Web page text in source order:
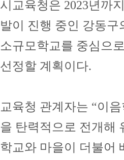
시교육청은 2023년까
발이 진행 중인 강동
소규모학교를 중심으
선정할 계획이다.
교육청 관계자는 “이
을 탄력적으로 전개해
학교와 마을이 더불어